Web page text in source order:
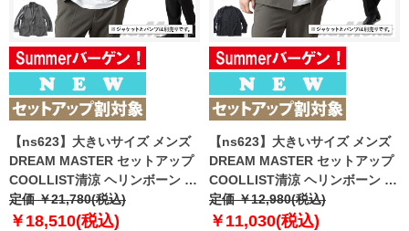
【ns623】大きいサイズ メンズ
DREAM MASTER セットアップ
COOLLIST清涼 ヘリンボーン ス
トレッチ ジャケット 軽量 ウォッ
シャブル スマリラ 春夏新作
定価 ￥21,780(税込)
￥18,510(税込)
【ns623】大きいサイズ メンズ
DREAM MASTER セットアップ
COOLLIST清涼 ヘリンボーン ス
トレッチ ノーカラー ジャケット
軽量 ウォッシャブル スマリラ 春
定価 ￥12,980(税込)
￥11,030(税込)